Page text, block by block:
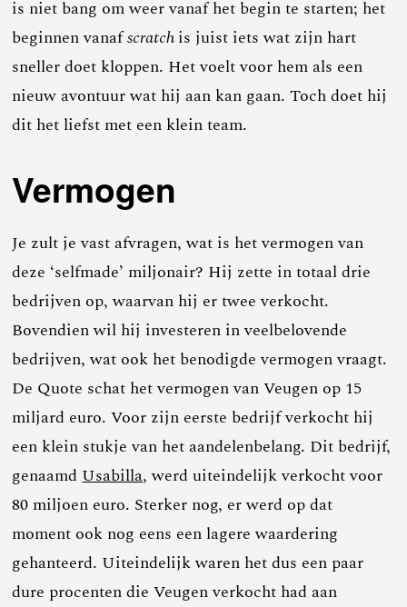
is niet bang om weer vanaf het begin te starten; het
beginnen vanafscratchis juist iets wat zijn hart
sneller doet kloppen. Het voelt voor hem als een
nieuw avontuur wat hij aan kan gaan. Toch doet hij
dit het liefst met een klein team.
Vermogen
Je zult je vast afvragen, wat is het vermogen van
deze ‘selfmade’ miljonair? Hij zette in totaal drie
bedrijven op, waarvan hij er twee verkocht.
Bovendien wil hij investeren in veelbelovende
bedrijven, wat ook het benodigde vermogen vraagt.
De Quote schat het vermogen van Veugen op 15
miljard euro. Voor zijn eerste bedrijf verkocht hij
een klein stukje van het aandelenbelang. Dit bedrijf,
genaamdUsabilla, werd uiteindelijk verkocht voor
80 miljoen euro. Sterker nog, er werd op dat
moment ook nog eens een lagere waardering
gehanteerd. Uiteindelijk waren het dus een paar
dure procenten die Veugen verkocht had aan